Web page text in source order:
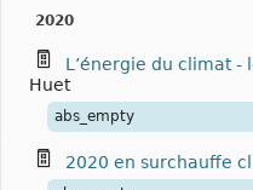
2020
L’énergie du climat -
Huet
abs_empty
2020 en surchauffe